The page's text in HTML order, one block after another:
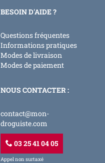
BESOIN D'AIDE ?
Questions fréquentes
Informations pratiques
Modes de livraison
Modes de paiement
NOUS CONTACTER :
contact@mon-
droguiste.com
03 25 41 04 05
Appel non surtaxé